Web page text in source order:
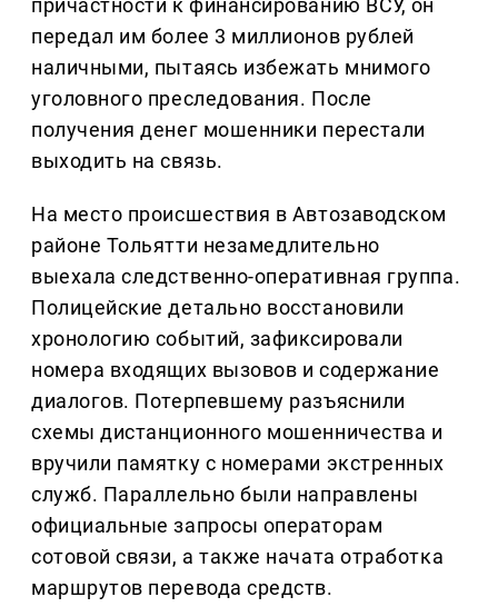
причастности к финансированию ВСУ, он
передал им более 3 миллионов рублей
наличными, пытаясь избежать мнимого
уголовного преследования. После
получения денег мошенники перестали
выходить на связь.
На место происшествия в Автозаводском
районе Тольятти незамедлительно
выехала следственно-оперативная группа.
Полицейские детально восстановили
хронологию событий, зафиксировали
номера входящих вызовов и содержание
диалогов. Потерпевшему разъяснили
схемы дистанционного мошенничества и
вручили памятку с номерами экстренных
служб. Параллельно были направлены
официальные запросы операторам
сотовой связи, а также начата отработка
маршрутов перевода средств.